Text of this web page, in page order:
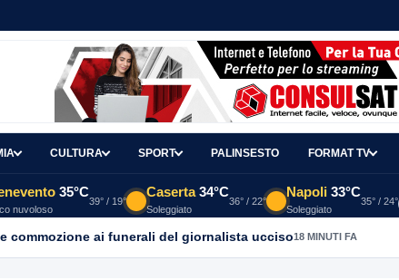
CULTURA SPORT PALINSESTO FORMAT TV
35°C
nuvoloso
39° / 19°
Caserta 34°C
Soleggiato
36° / 22°
Napoli 33°C
Soleggiato
35° / 24°
commozione ai funerali del giornalista ucciso18 MINUTI FA